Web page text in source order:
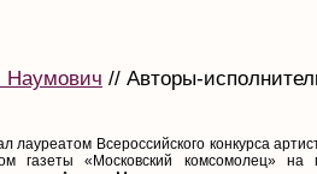
Наумович // Авторы-
лауреатом Всероссийского конкурса
газеты «Московский комсомолец» на